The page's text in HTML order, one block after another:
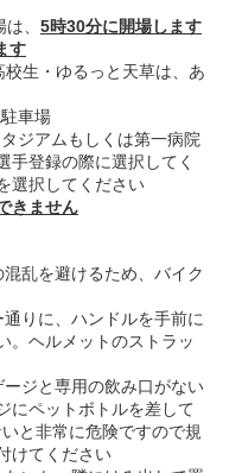
、 5時30分に開場します
す
・ゆるっと天草は、あ
車場
ムもしくは第一病院
手登録の際に選択してく
選択してください
きません
乱を避けるため、バイク
りに、ハンドルを手前に
。ヘルメットのストラッ
ジと専用の飲み口がない
にペットボトルを差して
と非常に危険ですので規
けてください